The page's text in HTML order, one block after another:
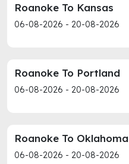
Roanoke To Kansas
06-08-2026 - 20-08-2026
Roanoke To Portland
06-08-2026 - 20-08-2026
Roanoke To Oklahoma
06-08-2026 - 20-08-2026